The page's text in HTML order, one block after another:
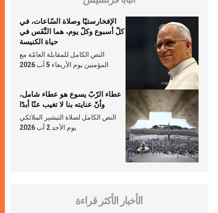
الإفخارستيّا وصلاة السّاعات، في
كلّ أسبوع وكلّ يوم، هما النَّفَس في
حياة الكنيسة
النص الكامل للمقابلة العامّة مع
المؤمنين يوم الأربعاء 5 آب 2026
عطاء الرّبّ يسوع هو عطاء شامل،
وأنّ عنايته بنا لا تغيب عنّا أبدًا
النص الكامل لصلاة التبشير الملائكي
يوم الأحد 2 آب 2026
الأخبار الأكثر قراءة